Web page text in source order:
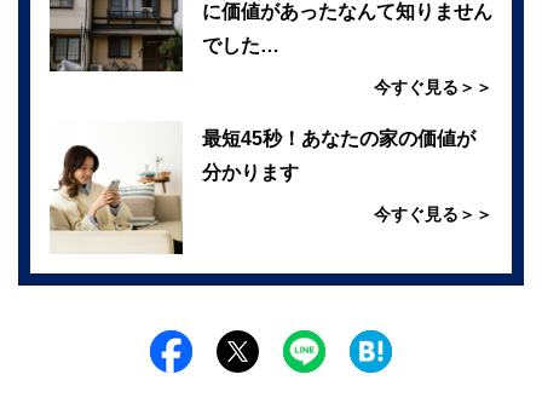
に価値があったなんて知りません
でした…
今すぐ見る＞＞
最短45秒！あなたの家の価値が
分かります
今すぐ見る＞＞